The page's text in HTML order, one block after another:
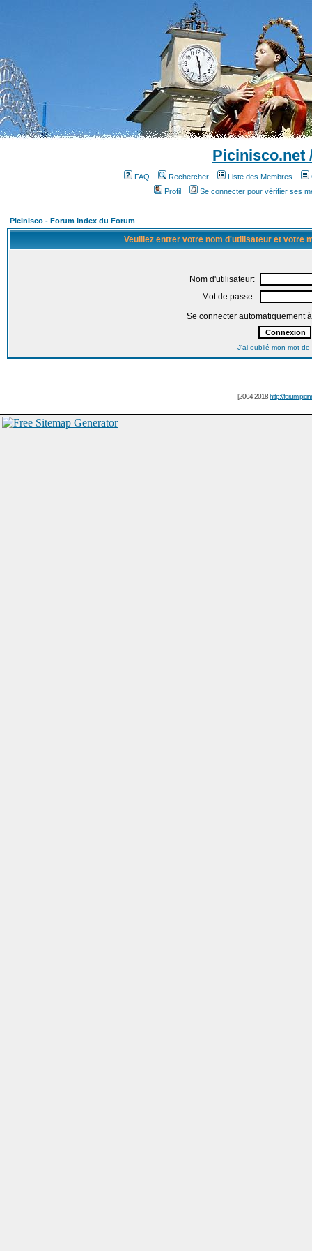
Picinisco.net
FAQ Rechercher Liste des Membres
Profil
Se connecter pour vérifier ses
Picinisco - Forum Index du Forum
Veuillez entrer votre nom d'utilisateur et votre
Nom d'utilisateur:
Mot de passe:
Se connecter automatiquement
J'ai oublié mon mot de
[2004-2018http://